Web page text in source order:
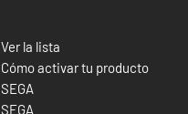
Ver la lista
Cómo activar tu producto
SEGA
SEGA